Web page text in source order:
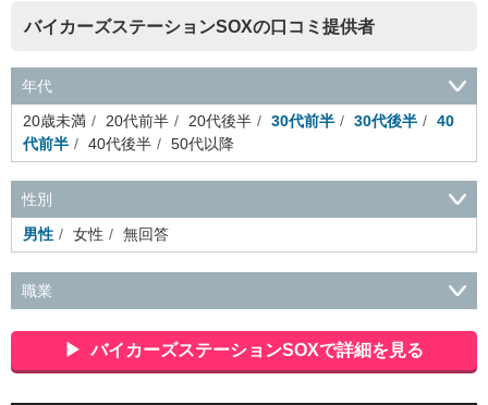
バイカーズステーションSOXの口コミ提供者
年代
20歳未満
20代前半 20代後半 30代前半 30代後半
40
代前半
40代後半 50代以降
性別
男性
女性 無回答
職業
ポーツ関連
広告・マスコミ
接客・小売・流通・外食・食
品
アミューズメント・エンターテイメント・ゲーム関連
美
バイカーズステーションSOXで詳細を見る